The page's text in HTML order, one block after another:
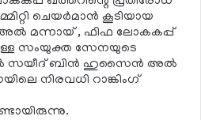
ചെയര്‍മാന്‍ കൂടിയായ
മന്നായ് , ഫിഫ ലോകകപ്പ്
സംയുക്ത സേനയുടെ
സയീദ് ബിന്‍ ഹുസൈന്‍ അല്‍
നിരവധി റാങ്കിംഗ്